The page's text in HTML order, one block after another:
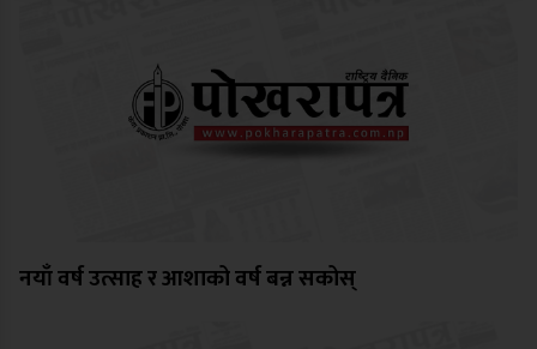
नयाँ वर्ष उत्साह र आशाको वर्ष बन्न सकोस्